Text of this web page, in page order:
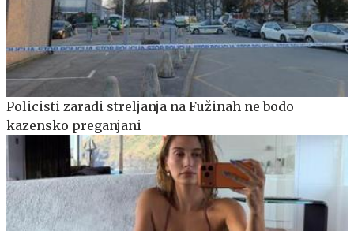
Policisti zaradi streljanja na Fužinah ne bodo
kazensko preganjani